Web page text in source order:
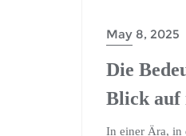
May 8, 2025
Die
Blick auf
In einer Ära, in